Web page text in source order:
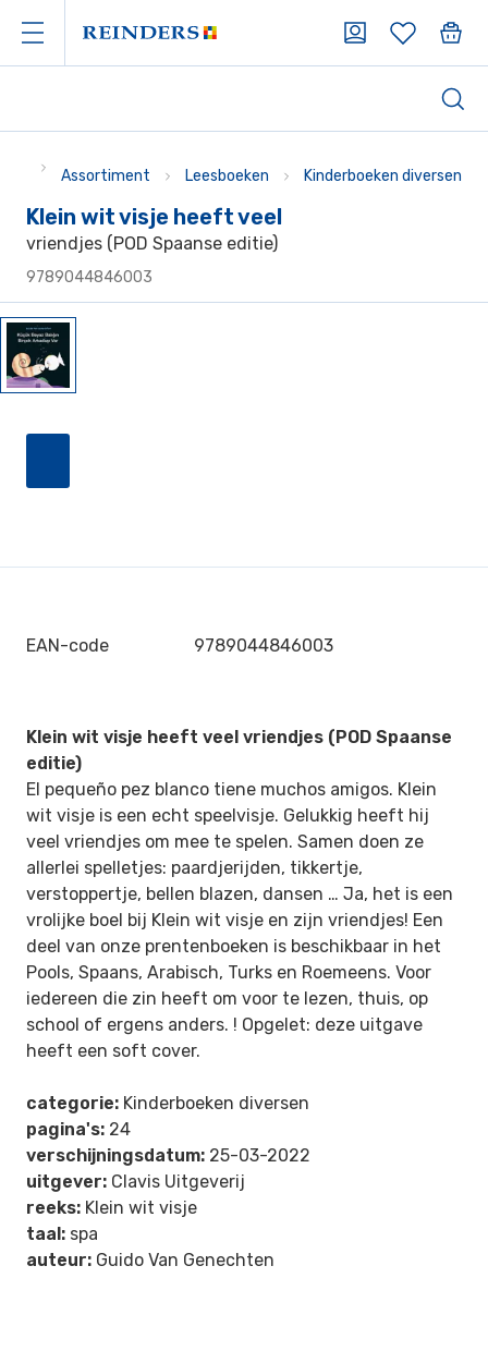
Assortiment Leesboeken Kinderboeken diversen
Klein wit visje heeft veel
vriendjes (POD Spaanse editie)
9789044846003
EAN-code 9789044846003
Klein wit visje heeft veel vriendjes (POD Spaanse
editie)
El pequeño pez blanco tiene muchos amigos. Klein
wit visje is een echt speelvisje. Gelukkig heeft hij
veel vriendjes om mee te spelen. Samen doen ze
allerlei spelletjes: paardjerijden, tikkertje,
verstoppertje, bellen blazen, dansen … Ja, het is een
vrolijke boel bij Klein wit visje en zijn vriendjes! Een
deel van onze prentenboeken is beschikbaar in het
Pools, Spaans, Arabisch, Turks en Roemeens. Voor
iedereen die zin heeft om voor te lezen, thuis, op
school of ergens anders. ! Opgelet: deze uitgave
heeft een soft cover.
categorie: Kinderboeken diversen
pagina's: 24
verschijningsdatum: 25-03-2022
uitgever: Clavis Uitgeverij
reeks: Klein wit visje
taal: spa
auteur: Guido Van Genechten